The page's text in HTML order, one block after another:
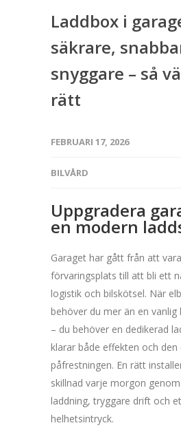
Laddbox i
säkrare,
snyggare – så
rätt
FEBRUARI 17, 2026
BILVÅRD
Uppgradera
en modern
Garaget har gått från att
förvaringsplats till att bli ett
logistik och bilskötsel. När
behöver du mer än en vanlig
– du behöver en dedikerad
klarar både effekten och den
påfrestningen. En rätt
skillnad varje morgon
laddning, tryggare drift och
helhetsintryck.